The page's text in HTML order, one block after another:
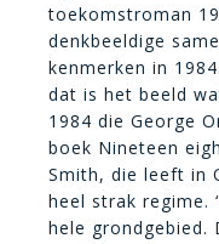
toekomstroman
denkbeeldige
kenmerken in
dat is het beeld
1984 die George
boek Nineteen
Smith, die leeft in
heel strak regime.
hele grondgebied.